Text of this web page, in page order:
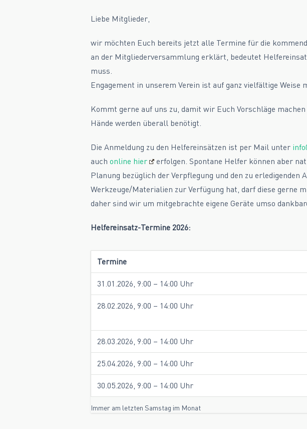
Liebe Mitglieder,
wir möchten Euch bereits jetzt alle Termine für die
an der Mitgliederversammlung erklärt, bedeutet
muss.
Engagement in unserem Verein ist auf ganz vielfältige Weise
Kommt gerne auf uns zu, damit wir Euch Vorschläge
Hände werden überall benötigt.
Die Anmeldung zu den Helfereinsätzen ist per Mail unter
auch online hier
erfolgen. Spontane Helfer können aber
Planung bezüglich der Verpflegung und den zu erledigenden
Werkzeuge/Materialien zur Verfügung hat, darf diese gerne
daher sind wir um mitgebrachte eigene Geräte umso
Helfereinsatz-Termine 2026:
Termine
31.01.2026, 9:00 – 14:00 Uhr
28.02.2026, 9:00 – 14:00 Uhr
28.03.2026, 9:00 – 14:00 Uhr
25.04.2026, 9:00 – 14:00 Uhr
30.05.2026, 9:00 – 14:00 Uhr
Immer am letzten Samstag im Monat